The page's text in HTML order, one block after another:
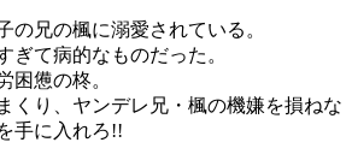
兄の楓に溺愛されている。
ぎて病的なものだった。
困憊の柊。
くり、ヤンデレ兄・楓の機嫌を損ねな
手に入れろ!!